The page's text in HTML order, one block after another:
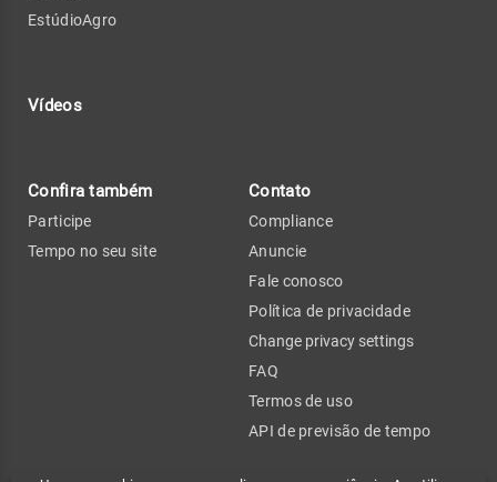
EstúdioAgro
Vídeos
Confira também
Participe
Tempo no seu site
Contato
Compliance
Anuncie
Fale conosco
Política de privacidade
Change privacy settings
FAQ
Termos de uso
API de previsão de tempo